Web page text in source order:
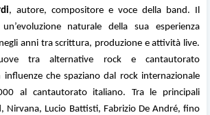
, autore, compositore e voce della band. Il
naturale della sua esperienza
anni tra scrittura, produzione e attività live.
tra alternative rock e cantautorato
che spaziano dal rock internazionale
al cantautorato italiano. Tra le principali
Nirvana, Lucio Battisti, Fabrizio De André, fino